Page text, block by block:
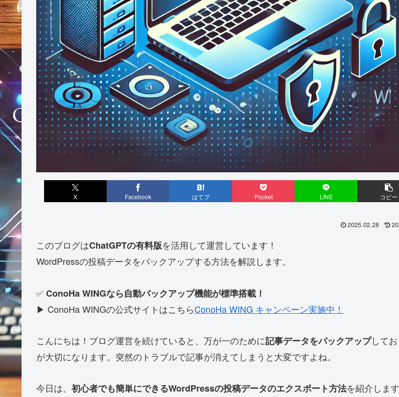
X Facebook はてブ Pocket LINE コピー
2025.02.28
このブログはChatGPTの有料版を活用して運営しています！
WordPressの投稿データをバックアップする方法を解説します。
✅ConoHa WINGなら自動バックアップ機能が標準搭載！
▶ ConoHa WINGの公式サイトはこちらConoHa WING キャンペーン実施中！
こんにちは！ブログ運営を続けていると、万が一のために記事データをバックアップして
が大切になります。突然のトラブルで記事が消えてしまうと大変ですよね。
今日は、 初心者でも簡単にできるWordPressの投稿データのエクスポート方法を紹介しま